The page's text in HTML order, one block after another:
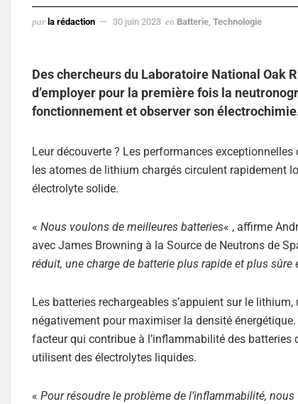
par la rédaction 30 juin 2023 en Batterie Technologie
Des chercheurs du Laboratoire National Oak
d’employer pour la première fois la
fonctionnement et observer son
Leur découverte ? Les performances
les atomes de lithium chargés circulent rapidement
électrolyte solide.
« Nous voulons de meilleures batteries« , affirme
avec James Browning à la Source de Neutrons de
réduit, une charge de batterie plus rapide et plus sûre
Les batteries rechargeables s’appuient sur le
négativement pour maximiser la densité
facteur qui contribue à l’inflammabilité des batteries
utilisent des électrolytes liquides.
« Pour résoudre le problème de l’inflammabilité,